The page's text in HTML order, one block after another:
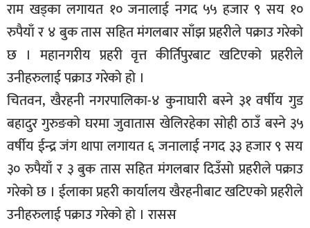
राम खड्का लगायत १० जनालाई नगद ५५ हजार ९ सय १०
रुपैयाँ र ४ बुक तास सहित मंगलबार साँझ प्रहरीले पक्राउ गरेको
छ । महानगरीय प्रहरी वृत्त कीर्तिपुरबाट खटिएको प्रहरीले
उनीहरुलाई पक्राउ गरेको हो ।
चितवन, खैरहनी नगरपालिका-४ कुनाघारी बस्ने ३१ वर्षीय गुड
बहादुर गुरुङको घरमा जुवातास खेलिरहेका सोही ठाउँ बस्ने ३५
वर्षीय ईन्द्र जंग थापा लगायत ६ जनालाई नगद ३३ हजार ९ सय
३० रुपैयाँ र ३ बुक तास सहित मंगलबार दिउँसो प्रहरीले पक्राउ
गरेको छ । ईलाका प्रहरी कार्यालय खैरहनीबाट खटिएको प्रहरीले
उनीहरुलाई पक्राउ गरेको हो । रासस